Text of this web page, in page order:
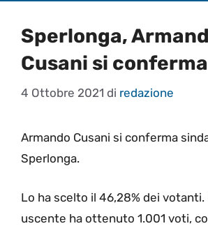
Sperlonga,
Cusani si
4 Ottobre 2021 di redazione
Armando Cusani si conferma
Sperlonga.
Lo ha scelto il 46,28% dei votanti.
uscente ha ottenuto 1.001 voti,